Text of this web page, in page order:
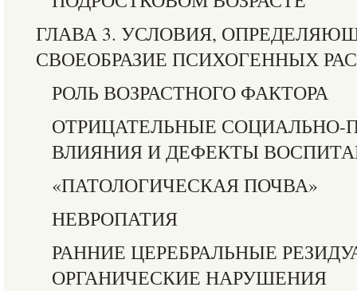
ГЛАВА 3. УСЛОВИЯ,
СВОЕОБРАЗИЕ ПСИХОГЕННЫХ
РОЛЬ ВОЗРАСТНОГО ФАКТОРА
ОТРИЦАТЕЛЬНЫЕ СОЦИАЛЬНО-
ВЛИЯНИЯ И ДЕФЕКТЫ
«ПАТОЛОГИЧЕСКАЯ ПОЧВА»
НЕВРОПАТИЯ
РАННИЕ ЦЕРЕБРАЛЬНЫЕ
ОРГАНИЧЕСКИЕ НАРУШЕНИЯ